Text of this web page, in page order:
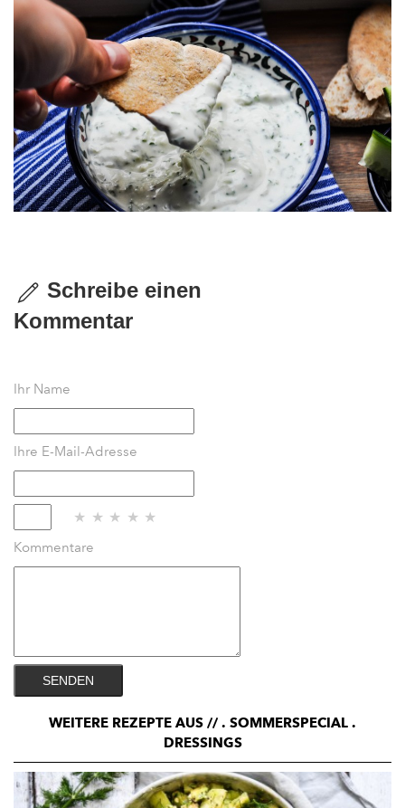
Schreibe einen
Kommentar
Ihr Name
Ihre E-Mail-Adresse
★ ★ ★ ★ ★
Kommentare
SENDEN
WEITERE REZEPTE AUS // . SOMMERSPECIAL .
DRESSINGS